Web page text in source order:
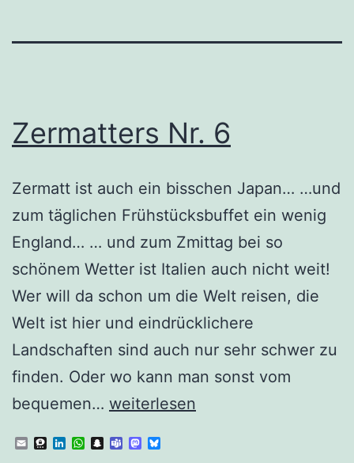
Zermatters Nr. 6
Zermatt ist auch ein bisschen Japan… …und
zum täglichen Frühstücksbuffet ein wenig
England… … und zum Zmittag bei so
schönem Wetter ist Italien auch nicht weit!
Wer will da schon um die Welt reisen, die
Welt ist hier und eindrücklichere
Landschaften sind auch nur sehr schwer zu
finden. Oder wo kann man sonst vom
bequemen… Zermatters
weiterlesen
EmailThreema
LinkedIn
WhatsApp
Snapchat
TeamsMastodon